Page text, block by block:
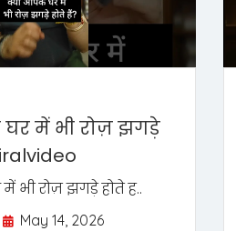
में भी रोज़ झगड़े
भी रोज़ झगड़े होते ह..
May 14, 2026